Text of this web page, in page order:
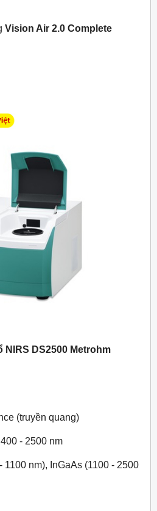
Vision Air 2.0 Complete
NIRS DS2500 Metrohm
(truyền quang)
- 2500 nm
nm), InGaAs (1100 - 2500